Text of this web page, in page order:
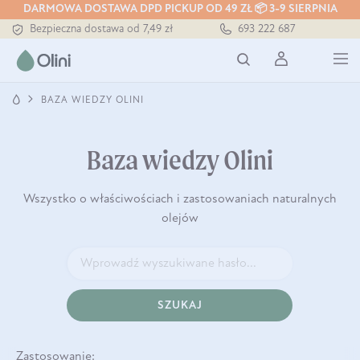
DARMOWA DOSTAWA DPD PICKUP OD 49 ZŁ 📦 3-9 SIERPNIA
Bezpieczna dostawa od 7,49 zł
Darmowa dostawa od 199 zł
Tłoczony zawsze na zimno
693 222 687
BAZA WIEDZY OLINI
Baza wiedzy Olini
Wszystko o właściwościach i zastosowaniach naturalnych
olejów
SZUKAJ
Zastosowanie: